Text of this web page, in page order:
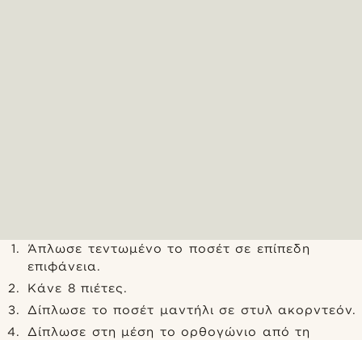
Άπλωσε τεντωμένο το ποσέτ σε επίπεδη
επιφάνεια.
Κάνε 8 πιέτες.
Δίπλωσε το ποσέτ μαντήλι σε στυλ ακορντεόν.
Δίπλωσε στη μέση το ορθογώνιο από τη